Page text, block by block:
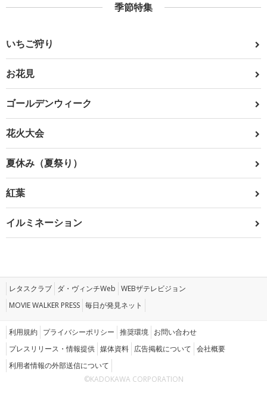
季節特集
いちご狩り
お花見
ゴールデンウィーク
花火大会
夏休み（夏祭り）
紅葉
イルミネーション
レタスクラブ ダ・ヴィンチWeb WEBザテレビジョン
MOVIE WALKER PRESS 毎日が発見ネット
利用規約 プライバシーポリシー 推奨環境 お問い合わせ
プレスリリース・情報提供 媒体資料 広告掲載について 会社概要
利用者情報の外部送信について
©KADOKAWA CORPORATION